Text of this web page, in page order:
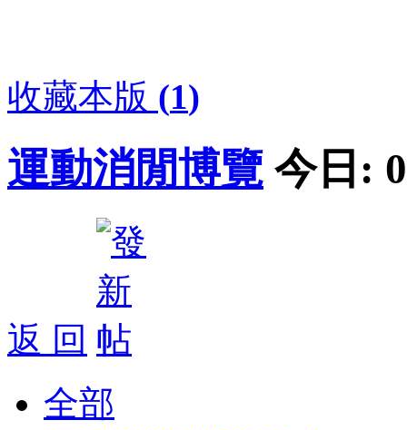
收藏本版 (1)
運動消閒博覽 今日: 0
返 回
全部